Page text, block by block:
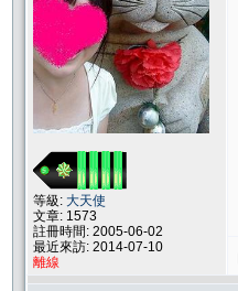
等級: 大天使
文章: 1573
註冊時間: 2005-06-02
最近來訪: 2014-07-10
離線